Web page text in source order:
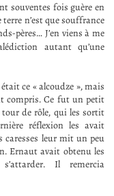
souventes fois guère en
n’est que souffrance
pères… J’en viens à me
autant qu’une
ce « alcoudze », mais
compris. Ce fut un petit
de rôle, qui les sortit
réflexion les avait
caresses leur mit un peu
Ernaut avait obtenu les
Il remercia